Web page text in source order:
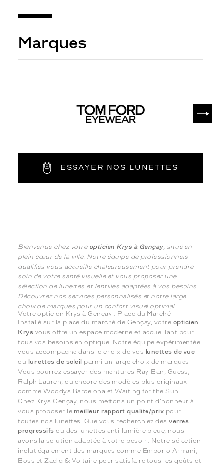
Marques
ESSAYER NOS LUNETTES
Bienvenue chez votre opticien Krys à Gençay, situé en
plein cœur de la ville. Notre équipe de professionnels
qualifiés vous accueille chaleureusement pour prendre
soin de votre santé visuelle et vous proposer une
sélection de lunettes et lentilles adaptées à vos besoins.
Découvrez nos services personnalisés et notre large
choix de marques pour un confort visuel optimal.
Votre opticien Krys à Gençay : Place du Marché
Installé sur la place du marché de Gençay, votre opticien
Krys vous offre un espace moderne et accueillant pour
tous vos besoins en optique. Notre équipe expérimentée
vous accompagne dans le choix de vos lunettes de vue
ou lunettes de soleil parmi un large choix de marques.
Vous pourrez essayer des montures Ray-Ban, Guess,
Ralph Lauren, ou encore des modèles plus originaux
comme Woodys Barcelona et Waiting for the Sun.
Chez Krys Gençay, nous mettons un point d'honneur à
vous proposer le meilleur rapport qualité/prix pour
toutes nos lunettes. Que vous recherchiez desverres
progressifs ou des lunettes anti-lumière bleue, nous
avons la solution adaptée à votre besoin. Notre sélection
inclut également des marques comme Emporio Armani,
Boss et Zadig & Voltaire pour satisfaire tous les goûts et